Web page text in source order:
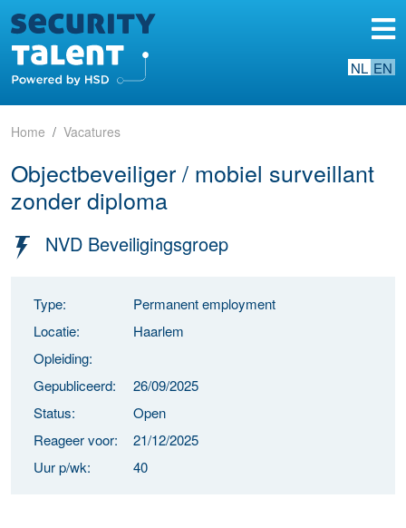
NL EN
Home Vacatures
Objectbeveiliger / mobiel surveillant
zonder diploma
NVD Beveiligingsgroep
Type:
Permanent employment
Locatie:
Haarlem
Opleiding:
Gepubliceerd:
26/09/2025
Status:
Open
Reageer voor:
21/12/2025
Uur p/wk:
40